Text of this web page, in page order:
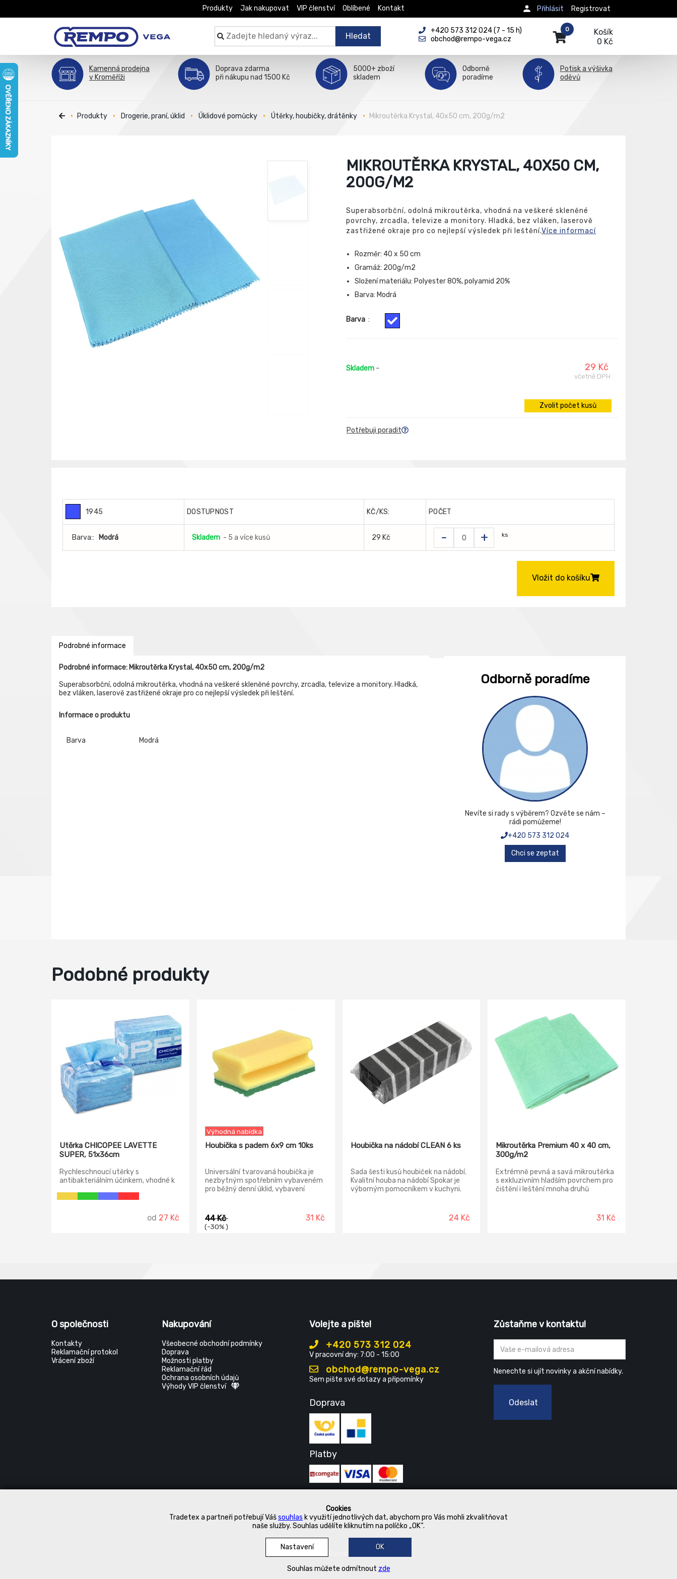
Cookies
Tradetex a partneři potřebují Vášsouhlas k využití jednotlivých dat, abychom pro Vás mohli zkvalitňovat
naše služby. Souhlas udělíte kliknutím na políčko „OK“.
Nastavení OK
Souhlas můžete odmítnout zde
Produkty Jak nakupovat VIP členství Oblíbené Kontakt Registrovat
Přihlásit
Hledat
+420 573 312 024 (7 - 15 h)
obchod@rempo-vega.cz
Košík
0 Kč
0
Kamenná prodejna
v Kroměříži
Doprava zdarma
při nákupu nad 1500 Kč
5000+ zboží
skladem
Odborně
poradíme
Potisk a výšivka
oděvů
Produkty Drogerie, praní, úklid Úklidové pomůcky Útěrky, houbičky, drátěnky Mikroutěrka Krystal, 40x50 cm, 200g/m2
MIKROUTĚRKA KRYSTAL, 40X50 CM,
200G/M2
Superabsorbční, odolná mikroutěrka, vhodná na veškeré skleněné
povrchy, zrcadla, televize a monitory. Hladká, bez vláken, laserově
zastřižené okraje pro co nejlepší výsledek při leštění.Více informací
Rozměr: 40 x 50 cm
Gramáž: 200g/m2
Složení materiálu: Polyester 80%, polyamid 20%
Barva: Modrá
Barva :
Skladem - 29 Kč
včetně DPH
Zvolit počet kusů
Potřebuji poradit
1945 DOSTUPNOST KČ/KS: POČET
Barva:: Modrá Skladem - 5 a více kusů 29 Kč - + ks
Vložit do košíku
Podrobné informace
Podrobné informace: Mikroutěrka Krystal, 40x50 cm, 200g/m2
Superabsorbční, odolná mikroutěrka, vhodná na veškeré skleněné povrchy, zrcadla, televize a monitory. Hladká,
bez vláken, laserově zastřižené okraje pro co nejlepší výsledek při leštění.
Informace o produktu
Barva Modrá
Odborně poradíme
Nevíte si rady s výběrem? Ozvěte se nám –
rádi pomůžeme!
+420 573 312 024
Chci se zeptat
Podobné produkty
Utěrka CHICOPEE LAVETTE
SUPER, 51x36cm
Rychleschnoucí utěrky s
antibakteriálním účinkem, vhodné k
od 27 Kč
Výhodná nabídka
Houbička s padem 6x9 cm 10ks
Universální tvarovaná houbička je
nezbytným spotřebním vybaveném
pro běžný denní úklid, vybavení
měla by se používat pouze na tvrdé
předměty jako je nádobí, dlažbu a
kovy. Není vhodná na plastové
44 Kč
(-30% )
31 Kč
Houbička na nádobí CLEAN 6 ks
Sada šesti kusů houbiček na nádobí.
Kvalitní houba na nádobí Spokar je
výborným pomocníkem v kuchyni.
24 Kč
Mikroutěrka Premium 40 x 40 cm,
300g/m2
Extrémně pevná a savá mikroutěrka
s exkluzivním hladším povrchem pro
čištění i leštění mnoha druhů
31 Kč
O společnosti
Kontakty
Reklamační protokol
Vrácení zboží
Nakupování
Všeobecné obchodní podmínky
Doprava
Možnosti platby
Reklamační řád
Ochrana osobních údajů
Výhody VIP členství
Volejte a pište!
+420 573 312 024
V pracovní dny: 7:00 - 15:00
obchod@rempo-vega.cz
Sem pište své dotazy a připomínky
Doprava
Platby
Zůstaňme v kontaktu!
Nenechte si ujít novinky a akční nabídky.
Odeslat